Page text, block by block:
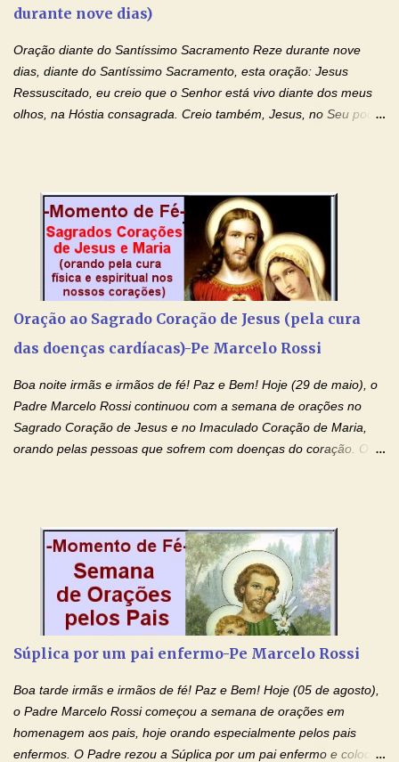
droga. Senhor, Pai Poderoso e cheio de Misericórdia, na
drogas, c...
durante nove dias)
Oração diante do Santíssimo Sacramento Reze durante nove
dias, diante do Santíssimo Sacramento, esta oração: Jesus
Ressuscitado, eu creio que o Senhor está vivo diante dos meus
olhos, na Hóstia consagrada. Creio também, Jesus, no Seu poder
creio, Jesus, e clamo que este Sangue seja agora derramado
sobre mim e sobre todos os meus familiares. Eu peço, Senhor
Jesus, que, pelo poder libertador e salvítico deste Sangue,
possamos nos livrar de toda opressão diabólica que possa estar
prejudicando a nossa família. Peço também que atenda, em
especial, este pedido que agora faço na Sua presença:
(apresente aqui o seu pedido...) Eu, desde já, agradeço de
coração, confiante que o Senhor me atenderá. Eu louvo o Pai por
agradeço de coração ao Espíri...
Oração ao Sagrado Coração de Jesus (pela cura
das doenças cardíacas)-Pe Marcelo Rossi
Boa noite irmãs e irmãos de fé! Paz e Bem! Hoje (29 de maio), o
Padre Marcelo Rossi continuou com a semana de orações no
Sagrado Coração de Jesus e no Imaculado Coração de Maria,
orando pelas pessoas que sofrem com doenças do coração. O
esta abençoada semana de orações no programa de rádio
Momento de Fé, vamos juntos formar uma forte corrente de
orações com o Padre Marcelo. Não desista do milagre, da cura;
tenha fé, creia firmemente e ore incessantemente até que o
Kairós aconteça em sua vida. Fique no Amor Ágape de Jesus e
no Amor Materno de Nossa Senhora. Adriana-Devoção e Fé
Mensagem do Padre Marcelo Rossi por E-mail: Amados!! Nesta
quarta feira, vamos orar pelas pessoas que sofrem com as
doenças do coração, NO SAGRADO CORAÇÃO DE JESUS E NO
IMACULADO CORAÇÃO DE MAR...
Súplica por um pai enfermo-Pe Marcelo Rossi
Boa tarde irmãs e irmãos de fé! Paz e Bem! Hoje (05 de agosto),
o Padre Marcelo Rossi começou a semana de orações em
homenagem aos pais, hoje orando especialmente pelos pais
enfermos. O Padre rezou a Súplica por um pai enfermo e colocou